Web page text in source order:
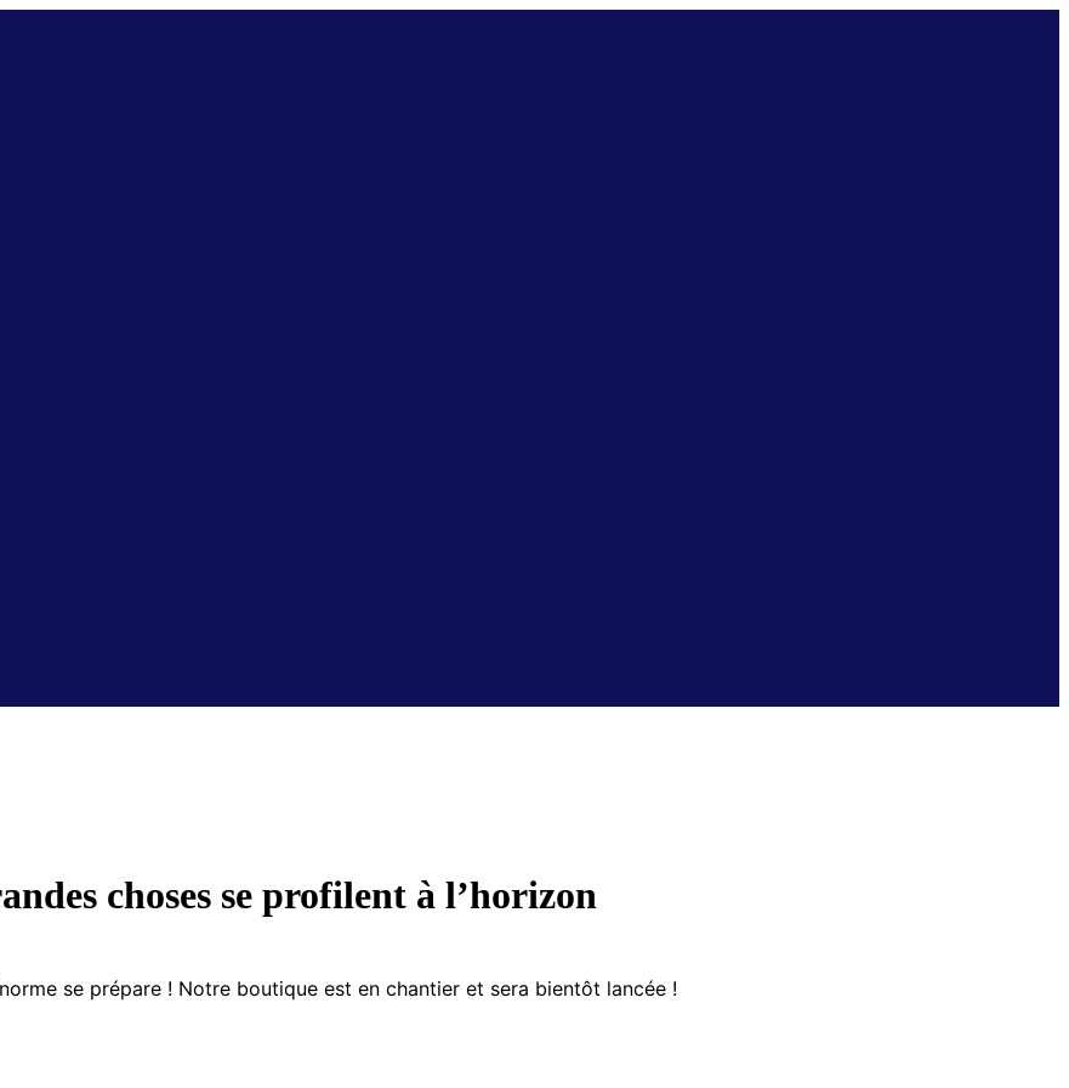
choses se profilent à l’horizon
se prépare ! Notre boutique est en chantier et sera bientôt lancée !